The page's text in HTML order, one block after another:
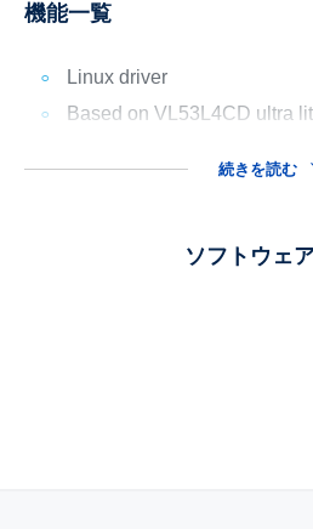
機能一覧
Linux driver
Based on VL53L4CD ultra
続きを読む
ソフトウェ